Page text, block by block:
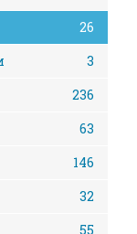
26
3
236
63
146
32
55